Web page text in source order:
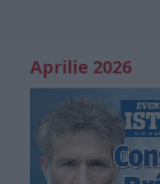
Aprilie 2026